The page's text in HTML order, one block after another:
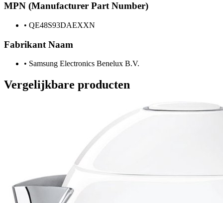
MPN (Manufacturer Part Number)
• QE48S93DAEXXN
Fabrikant Naam
• Samsung Electronics Benelux B.V.
Vergelijkbare producten